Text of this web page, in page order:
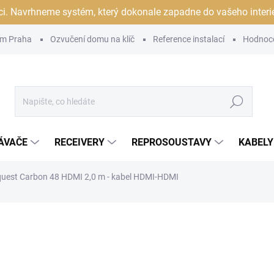
Navrhneme systém, který dokonale zapadne do vašeho
Praha Ozvučení domu na klíč Reference instalací
Hledat
RECEIVERY REPROSOUSTAVY
Carbon 48 HDMI 2,0 m - kabel HDMI-HDMI